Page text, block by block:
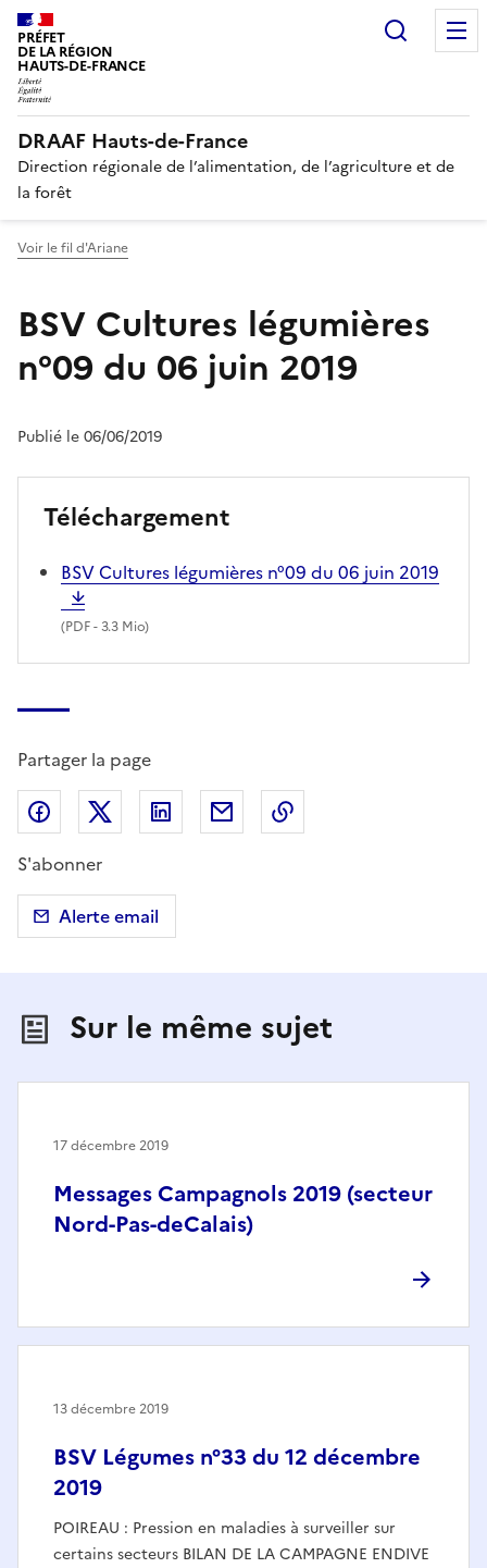
PRÉFET
DE LA RÉGION
HAUTS-DE-FRANCE
DRAAF Hauts-de-France
Direction régionale de l’alimentation, de l’agriculture et de
la forêt
Voir le fil d'Ariane
BSV Cultures légumières
n°09 du 06 juin 2019
Publié le 06/06/2019
Téléchargement
BSV Cultures légumières n°09 du 06 juin 2019
(PDF- 3.3 Mio)
Partager la page
Partager sur Facebook
Partager sur X (anciennement Twitter)
Partager sur LinkedIn
Partager par email
S'abonner
Alerte email
Sur le même sujet
Messages Campagnols 2019 (secteur
Nord-Pas-deCalais)
17 décembre 2019
BSV Légumes n°33 du 12 décembre
2019
POIREAU : Pression en maladies à surveiller sur
certains secteurs BILAN DE LA CAMPAGNE ENDIVE
13 décembre 2019